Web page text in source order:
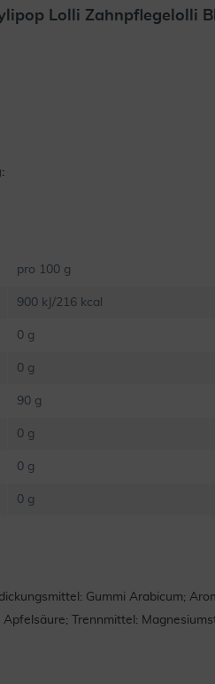
Lolli Zahnpflegelolli
pro 100 g
900 kJ/216 kcal
0 g
0 g
90 g
0 g
0 g
0 g
Gummi Arabicum;
Trennmittel: